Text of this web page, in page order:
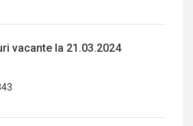
vacante la 21.03.2024